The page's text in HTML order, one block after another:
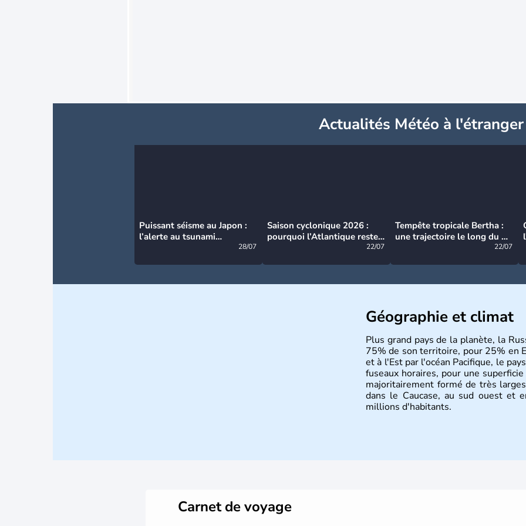
Actualités Météo à l'étranger
Puissant séisme au Japon :
l’alerte au tsunami
28/07
Saison cyclonique 2026 :
pourquoi l’Atlantique reste
22/07
Tempête tropicale Bertha :
une trajectoire le long du du
22/07
Géographie et climat
Plus grand pays de la planète, la
75% de son territoire, pour 25% en
et à l'Est par l'océan Pacifique, le
fuseaux horaires, pour une
majoritairement formé de très
dans le Caucase, au sud ouest et
millions d'habitants.
Carnet de voyage